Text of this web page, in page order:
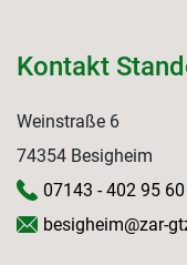
Kontakt
Weinstraße 6
74354 Besigheim
07143 - 402 95 60
besigheim@zar-